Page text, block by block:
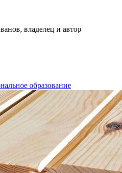
владелец и автор
образование